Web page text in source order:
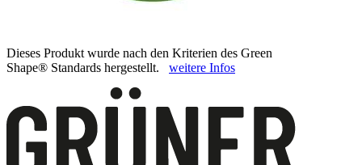
Dieses Produkt wurde nach den Kriterien des Green
Shape® Standards hergestellt. weitere Infos